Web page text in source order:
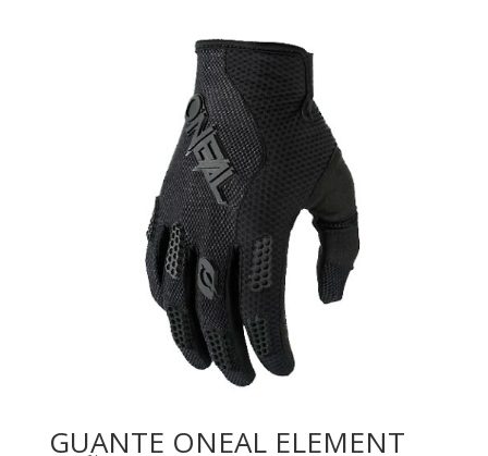
GUANTE ONEAL ELEMENT